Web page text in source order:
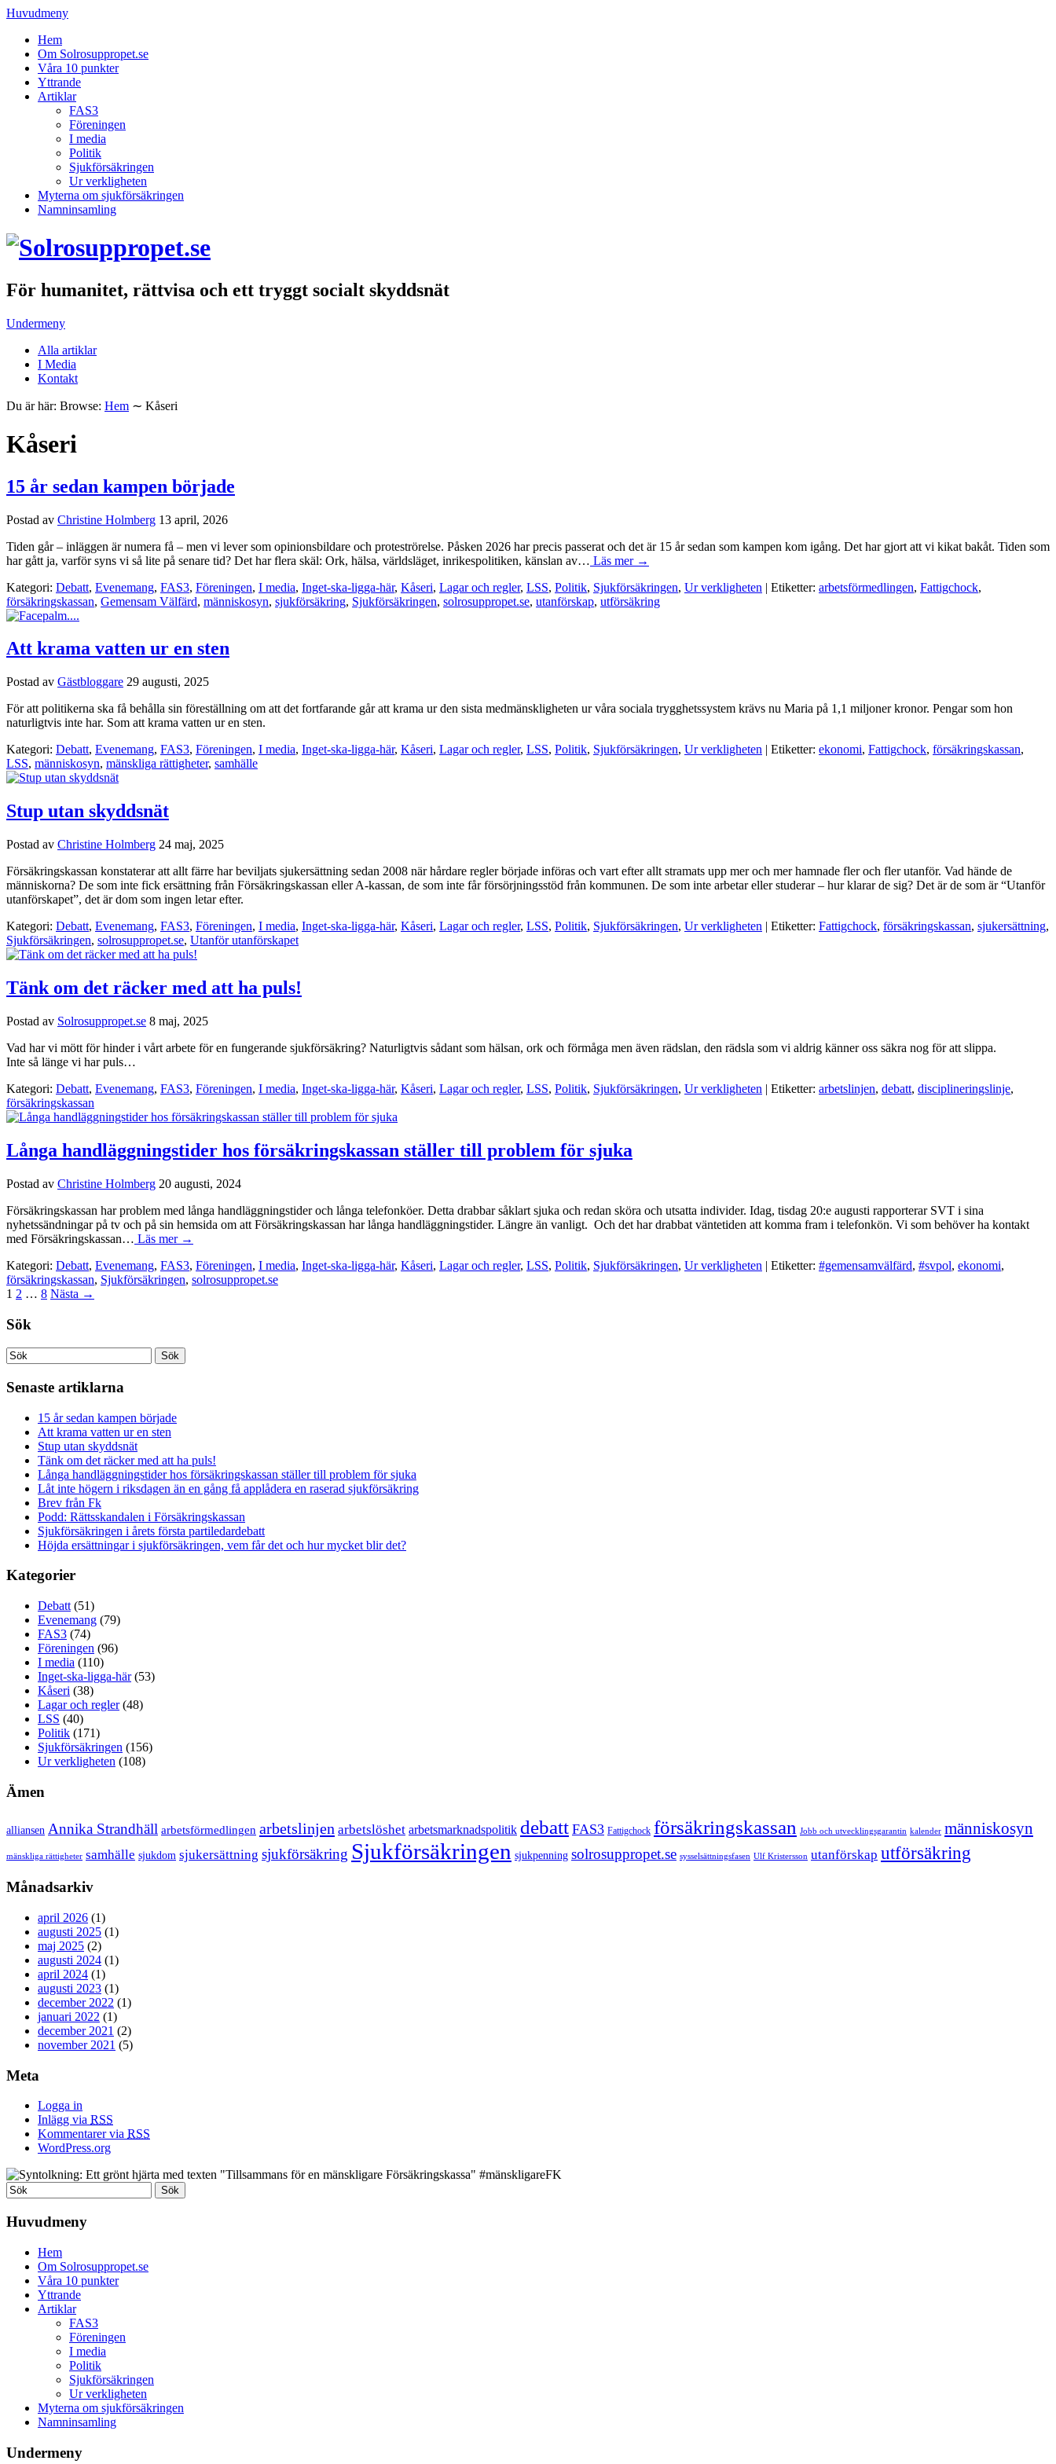
Huvudmeny
Hem
Om Solrosuppropet.se
Våra 10 punkter
Yttrande
Artiklar
FAS3
Föreningen
I media
Politik
Sjukförsäkringen
Ur verkligheten
Myterna om sjukförsäkringen
Namninsamling
För humanitet, rättvisa och ett tryggt socialt skyddsnät
Undermeny
Alla artiklar
I Media
Kontakt
Du är här: Browse: Hem ∼ Kåseri
Kåseri
15 år sedan kampen började
Postad av Christine Holmberg 13 april, 2026
Tiden går – inläggen är numera få – men vi lever som opinionsbildare och proteströrelse. Påsken 2026 har precis passerat och det är 15 år sedan som kampen kom igång. Det har gjort att vi kikat bakåt. Tiden som
har gått ja, varför syns vi så lite på senare tid? Det har flera skäl: Ork, hälsa, världsläget, inrikespolitiken, känslan av… Läs mer →
Kategori: Debatt, Evenemang, FAS3, Föreningen, I media, Inget-ska-ligga-här, Kåseri, Lagar och regler, LSS, Politik, Sjukförsäkringen, Ur verkligheten | Etiketter: arbetsförmedlingen, Fattigchock,
försäkringskassan, Gemensam Välfärd, människosyn, sjukförsäkring, Sjukförsäkringen, solrosuppropet.se, utanförskap, utförsäkring
Att krama vatten ur en sten
Postad av Gästbloggare 29 augusti, 2025
För att politikerna ska få behålla sin föreställning om att det fortfarande går att krama ur den sista medmänskligheten ur våra sociala trygghetssystem krävs nu Maria på 1,1 miljoner kronor. Pengar som hon
naturligtvis inte har. Som att krama vatten ur en sten.
Kategori: Debatt, Evenemang, FAS3, Föreningen, I media, Inget-ska-ligga-här, Kåseri, Lagar och regler, LSS, Politik, Sjukförsäkringen, Ur verkligheten | Etiketter: ekonomi, Fattigchock, försäkringskassan,
LSS, människosyn, mänskliga rättigheter, samhälle
Stup utan skyddsnät
Postad av Christine Holmberg 24 maj, 2025
Försäkringskassan konstaterar att allt färre har beviljats sjukersättning sedan 2008 när hårdare regler började införas och vart efter allt stramats upp mer och mer hamnade fler och fler utanför. Vad hände de
människorna? De som inte fick ersättning från Försäkringskassan eller A-kassan, de som inte får försörjningsstöd från kommunen. De som inte arbetar eller studerar – hur klarar de sig? Det är de som är “Utanför
utanförskapet”, det är dom som ingen letar efter.
Kategori: Debatt, Evenemang, FAS3, Föreningen, I media, Inget-ska-ligga-här, Kåseri, Lagar och regler, LSS, Politik, Sjukförsäkringen, Ur verkligheten | Etiketter: Fattigchock, försäkringskassan, sjukersättning,
Sjukförsäkringen, solrosuppropet.se, Utanför utanförskapet
Tänk om det räcker med att ha puls!
Postad av Solrosuppropet.se 8 maj, 2025
Vad har vi mött för hinder i vårt arbete för en fungerande sjukförsäkring? Naturligtvis sådant som hälsan, ork och förmåga men även rädslan, den rädsla som vi aldrig känner oss säkra nog för att slippa.
Inte så länge vi har puls…
Kategori: Debatt, Evenemang, FAS3, Föreningen, I media, Inget-ska-ligga-här, Kåseri, Lagar och regler, LSS, Politik, Sjukförsäkringen, Ur verkligheten | Etiketter: arbetslinjen, debatt, disciplineringslinje,
försäkringskassan
Långa handläggningstider hos försäkringskassan ställer till problem för sjuka
Postad av Christine Holmberg 20 augusti, 2024
Försäkringskassan har problem med långa handläggningstider och långa telefonköer. Detta drabbar såklart sjuka och redan sköra och utsatta individer. Idag, tisdag 20:e augusti rapporterar SVT i sina
nyhetssändningar på tv och på sin hemsida om att Försäkringskassan har långa handläggningstider. Längre än vanligt. Och det har drabbat väntetiden att komma fram i telefonkön. Vi som behöver ha kontakt
med Försäkringskassan… Läs mer →
Kategori: Debatt, Evenemang, FAS3, Föreningen, I media, Inget-ska-ligga-här, Kåseri, Lagar och regler, LSS, Politik, Sjukförsäkringen, Ur verkligheten | Etiketter: #gemensamvälfärd, #svpol, ekonomi,
försäkringskassan, Sjukförsäkringen, solrosuppropet.se
1 2 … 8 Nästa →
Sök
Senaste artiklarna
15 år sedan kampen började
Att krama vatten ur en sten
Stup utan skyddsnät
Tänk om det räcker med att ha puls!
Långa handläggningstider hos försäkringskassan ställer till problem för sjuka
Låt inte högern i riksdagen än en gång få applådera en raserad sjukförsäkring
Brev från Fk
Podd: Rättsskandalen i Försäkringskassan
Sjukförsäkringen i årets första partiledardebatt
Höjda ersättningar i sjukförsäkringen, vem får det och hur mycket blir det?
Kategorier
Debatt (51)
Evenemang (79)
FAS3 (74)
Föreningen (96)
I media (110)
Inget-ska-ligga-här(53)
Kåseri (38)
Lagar och regler(48)
LSS (40)
Politik (171)
Sjukförsäkringen (156)
Ur verkligheten (108)
Ämen
alliansen Annika Strandhäll arbetsförmedlingen arbetslinjen arbetslöshet arbetsmarknadspolitik debatt FAS3 Fattigchock försäkringskassan Jobb och utvecklingsgarantin kalender människosyn
mänskliga rättigheter samhälle sjukdom sjukersättning sjukförsäkring Sjukförsäkringen sjukpenning solrosuppropet.se sysselsättningsfasen Ulf Kristersson utanförskap utförsäkring
Månadsarkiv
april 2026 (1)
augusti 2025 (1)
maj 2025 (2)
augusti 2024 (1)
april 2024 (1)
augusti 2023 (1)
december 2022 (1)
januari 2022 (1)
december 2021 (2)
november 2021 (5)
Meta
Logga in
Inlägg via RSS
Kommentarer via RSS
WordPress.org
Huvudmeny
Hem
Om Solrosuppropet.se
Våra 10 punkter
Yttrande
Artiklar
FAS3
Föreningen
I media
Politik
Sjukförsäkringen
Ur verkligheten
Myterna om sjukförsäkringen
Namninsamling
Undermeny